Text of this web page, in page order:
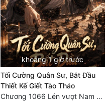
khoảng 1 giờ trước
Tối Cường Quân Sư, Bắt Đầu
Thiết Kế Giết Tào Tháo
Chương 1066 Lén vượt Nam Bì, đánh thẳng Nghiệp Thành (2/2)